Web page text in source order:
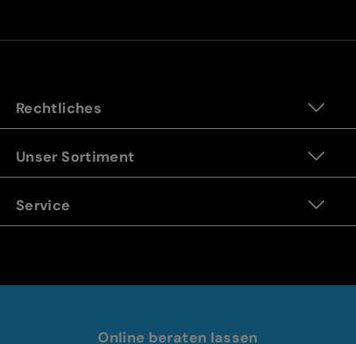
Rechtliches
Unser Sortiment
Service
Online beraten lassen